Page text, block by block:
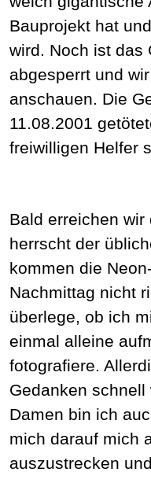
Bauprojekt hat
wird. Noch ist das
abgesperrt und
anschauen. Die
11.08.2001
freiwilligen Helfer
Bald erreichen
herrscht der
kommen die
Nachmittag nicht
überlege, ob ich
einmal alleine
fotografiere.
Gedanken
Damen bin ich
mich darauf mich
auszustrecken